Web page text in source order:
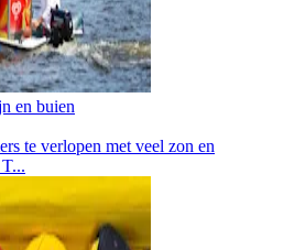
en buien
te verlopen met veel zon en